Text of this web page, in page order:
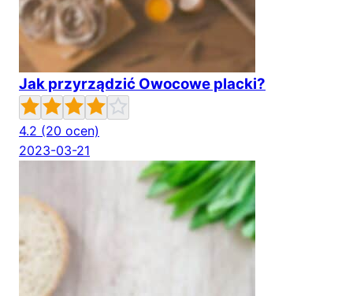
Jak przyrządzić Owocowe placki?
4.2 (20 ocen)
2023-03-21